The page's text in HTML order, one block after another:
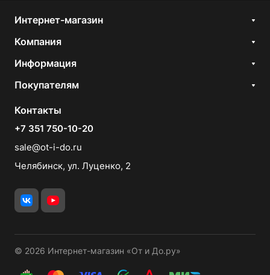
Интернет-магазин
Компания
Информация
Покупателям
Контакты
+7 351 750-10-20
sale@ot-i-do.ru
Челябинск, ул. Луценко, 2
© 2026 Интернет-магазин «От и До.ру»